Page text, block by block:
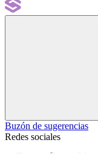
Buzón de sugerencias
Redes sociales